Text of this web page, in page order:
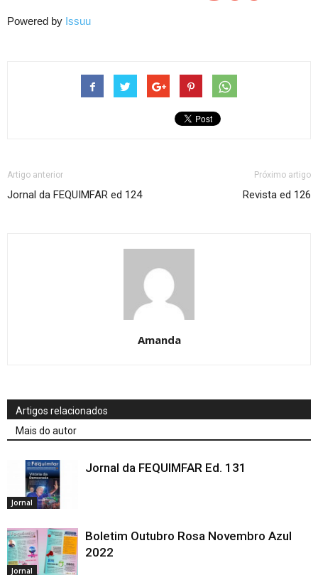
Powered by Issuu
Artigo anterior
Jornal da FEQUIMFAR ed 124
Próximo artigo
Revista ed 126
Amanda
Artigos relacionados
Mais do autor
Jornal
Jornal da FEQUIMFAR Ed. 131
Jornal
Boletim Outubro Rosa Novembro Azul
2022